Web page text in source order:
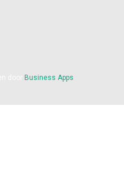
Business Apps